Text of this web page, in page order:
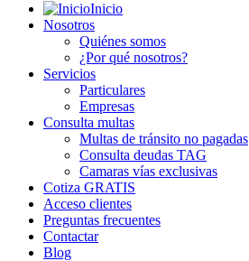
Inicio
Nosotros
Quiénes somos
¿Por qué nosotros?
Servicios
Particulares
Empresas
Consulta multas
Multas de tránsito no pagadas
Consulta deudas TAG
Camaras vías exclusivas
Cotiza GRATIS
Acceso clientes
Preguntas frecuentes
Contactar
Blog